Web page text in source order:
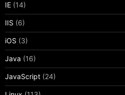
IE (14)
IIS (6)
iOS (3)
Java (16)
JavaScript (24)